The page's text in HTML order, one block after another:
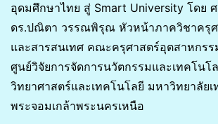
อุดมศึกษาไทย สู่ Smart University โดย
ดร.ปณิตา วรรณพิรุณ หัวหน้าภาควิชาครุศ
และสารสนเทศ คณะครุศาสตร์อุตสาหกร
ศูนย์วิจัยการจัดการนวัตกรรมและเทคโนโ
วิทยาศาสตร์และเทคโนโลยี มหาวิทยาลัย
พระจอมเกล้าพระนครเหนือ